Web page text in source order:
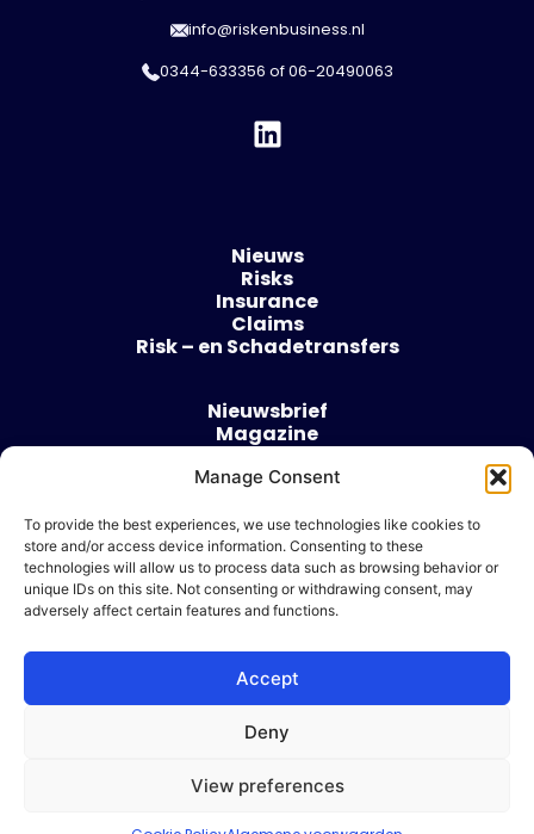
Manage Consent
To provide the best experiences, we use technologies like cookies to
store and/or access device information. Consenting to these
technologies will allow us to process data such as browsing behavior or
unique IDs on this site. Not consenting or withdrawing consent, may
adversely affect certain features and functions.
Accept
Deny
View preferences
info@riskenbusiness.nl
0344-633356 of06-20490063
Nieuws
Risks
Insurance
Claims
Risk – en Schadetransfers
Nieuwsbrief
Magazine
Over
Algemene voorwaarden
Cookie beleid
Ik wil adverteren
© 2026 Risk & Business
| Design & Development door